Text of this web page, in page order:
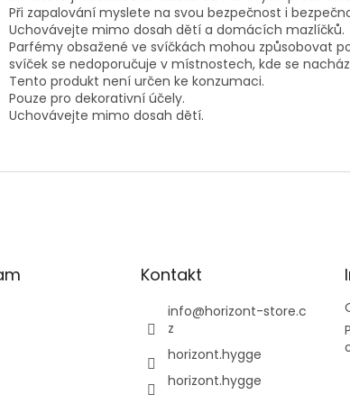
Při zapalování myslete na svou bezpečnost i
Uchovávejte mimo dosah dětí a domácích mazlíčků.
Parfémy obsažené ve svíčkách mohou způsobovat
svíček se nedoporučuje v místnostech, kde se
Tento produkt není určen ke konzumaci.
Pouze pro dekorativní účely.
Uchovávejte mimo dosah dětí.
Kontakt
info@horizont-store.c
z
horizont.hygge
horizont.hygge